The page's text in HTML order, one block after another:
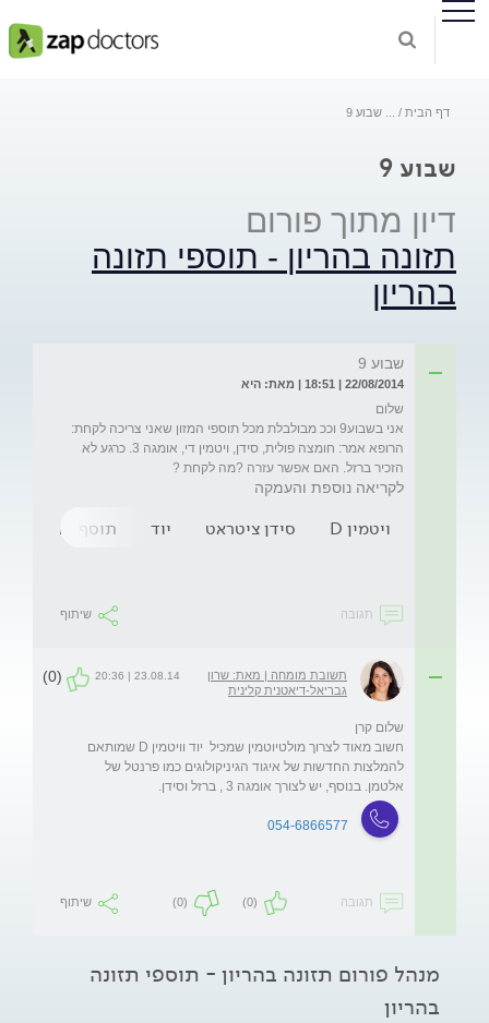
דף הבית שבוע 9
שבוע 9
דיון מתוך פורום
תזונה בהריון - תוספי תזונה
בהריון
שבוע 9
22/08/2014 | 18:51 | מאת: היא
אני בשבוע9 וככ מבולבלת מכל תוספי המזון שאני צריכה לקחת:
הרופא אמר: חומצה פולית, סידן, ויטמין די, אומגה 3. כרגע לא
הזכיר ברזל. האם אפשר עזרה ?מה לקחת ?
לקריאה נוספת והעמקה
ויטמין D סידן ציטראט יוד תוסף חומצה
תגובה שיתוף
תשובת מומחה | מאת: שרון
גבריאל-דיאטנית קלינית
23.08.14 | 20:36
(0)
חשוב מאוד לצרוך מולטיוטמין שמכיל  יוד וויטמין D שמותאם
להמלצות החדשות של איגוד הגיניקולוגים כמו פרנטל של
אלטמן. בנוסף, יש לצורך אומגה 3 , ברזל וסידן.
054-6866577
תגובה (0)
(0) שיתוף
מנהל פורום תזונה בהריון - תוספי תזונה
בהריון